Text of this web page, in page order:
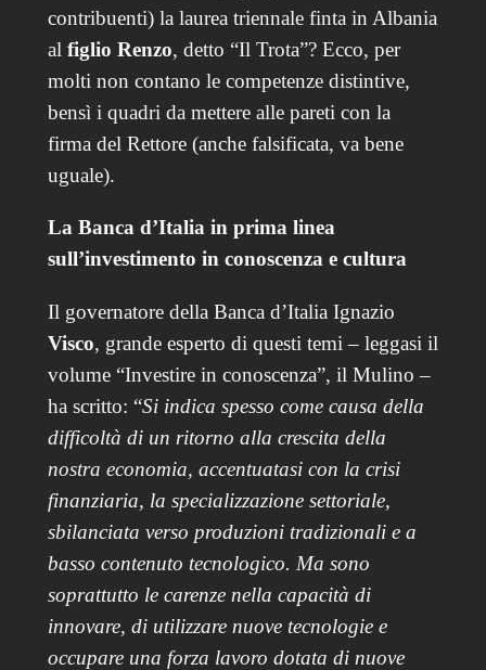
contribuenti) la laurea triennale finta in Albania
al figlio Renzo, detto “Il Trota”? Ecco, per
molti non contano le competenze distintive,
bensì i quadri da mettere alle pareti con la
firma del Rettore (anche falsificata, va bene
uguale).
La Banca d’Italia in prima linea
sull’investimento in conoscenza e cultura
Il governatore della Banca d’Italia Ignazio
Visco, grande esperto di questi temi – leggasi il
volume “Investire in conoscenza”, il Mulino –
ha scritto: “Si indica spesso come causa della
difficoltà di un ritorno alla crescita della
nostra economia, accentuatasi con la crisi
finanziaria, la specializzazione settoriale,
sbilanciata verso produzioni tradizionali e a
basso contenuto tecnologico. Ma sono
soprattutto le carenze nella capacità di
innovare, di utilizzare nuove tecnologie e
occupare una forza lavoro dotata di nuove